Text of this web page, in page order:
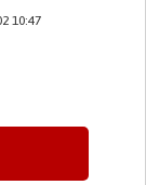
10:47